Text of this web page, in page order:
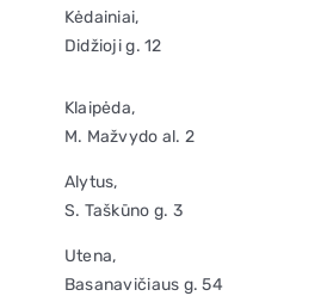
Kėdainiai,
Didžioji g. 12
Klaipėda,
M. Mažvydo al. 2
Alytus,
S. Taškūno g. 3
Utena,
Basanavičiaus g. 54